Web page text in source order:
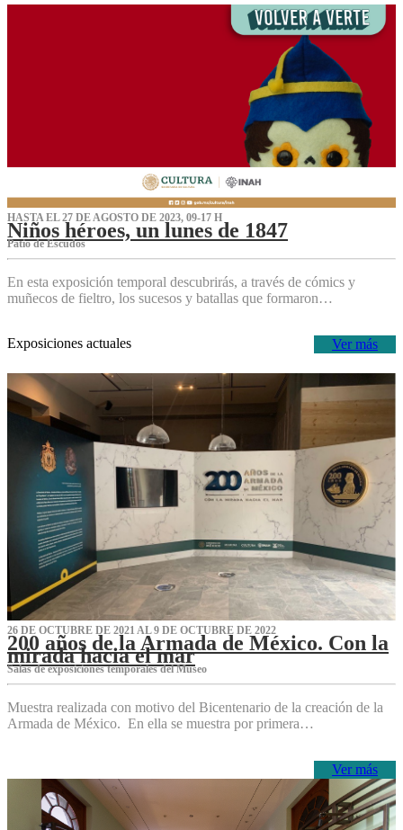
HASTA EL 27 DE AGOSTO DE 2023, 09-17 H
Niños héroes, un lunes de 1847
Patio de Escudos
En esta exposición temporal descubrirás, a través de cómics y
muñecos de fieltro, los sucesos y batallas que formaron…
Ver más
Exposiciones actuales
26 DE OCTUBRE DE 2021 AL 9 DE OCTUBRE DE 2022
200 años de la Armada de México. Con la
mirada hacia el mar
Salas de exposiciones temporales del Museo‌
Muestra realizada con motivo del Bicentenario de la creación de la
Armada de México. En ella se muestra por primera…
Ver más